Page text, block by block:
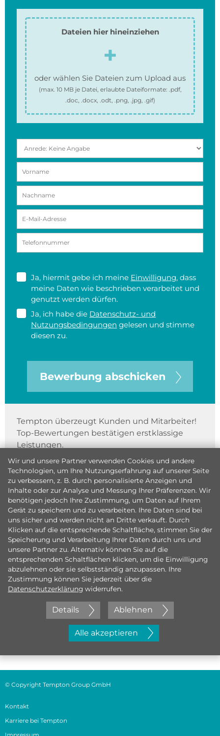
Dateien hier hineinziehen
oder wählen Sie Dateien zum Upload aus
(max. 10 MBje Datei, erlaubte Dateiformate: .pdf,
.doc, .docx, .odt, .png, .jpg, .gif)
Ja, hiermit gebe ich meine Einwilligung, dass
meine Daten wie beschrieben verarbeitet und
genutzt werden dürfen.
Ja, ich habe die Datenschutz- und
Nutzungsbedingungen gelesen und stimme
diesen zu.
Bewerbung abschicken
Tempton überzeugt Kunden und Mitarbeiter!
Top-Bewertungen bestätigen erstklassige
Leistungen.
Jetzt initiativ bewerben
Wir und unsere Partner verwenden Cookies und andere
Technologien, um Ihre Nutzungserfahrung auf unserer Seite
zu verbessern, z. B. durch personalisierte Anzeigen und
Inhalte oder zur Analyse und Messung Ihrer Präferenzen. Wir
benötigen jedoch Ihre Zustimmung, um Daten auf Ihrem
Gerät zu speichern und zu verarbeiten. Ihre Daten sind bei
uns sicher und werden nicht an Dritte verkauft. Durch
Klicken auf die entsprechende Schaltfläche, stimmen Sie der
Speicherung und Verarbeitung Ihrer Daten durch uns und
unsere Partner zu. Alternativ können Sie auf die
entsprechenden Schaltflächen klicken, um die Einwilligung
abzulehnen oder sie selbstständig anzupassen. Ihre
Zustimmung können Sie jederzeit über die
Datenschutzerklärung widerrufen.
Details Ablehnen
Alle akzeptieren
© Copyright Tempton Group GmbH
Kontakt
Karriere bei Tempton